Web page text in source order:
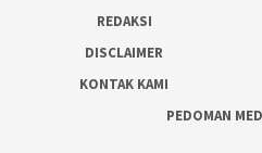
REDAKSI
DISCLAIMER
KONTAK KAMI
PEDOMAN